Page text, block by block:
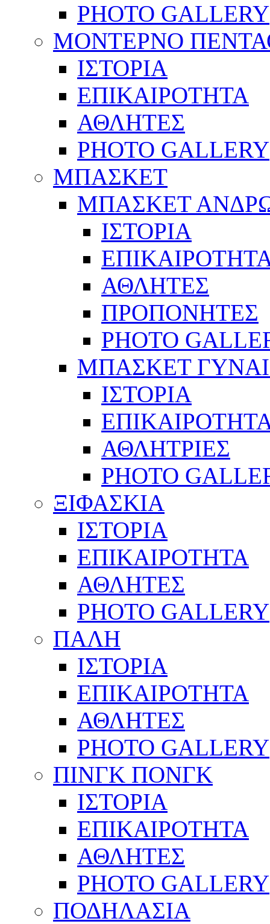
PHOTO GALLERY
ΜΟΝΤΕΡΝΟ
ΙΣΤΟΡΙΑ
ΕΠΙΚΑΙΡΟΤΗΤΑ
ΑΘΛΗΤΕΣ
PHOTO GALLERY
ΜΠΑΣΚΕΤ
ΜΠΑΣΚΕΤ
ΙΣΤΟΡΙΑ
ΑΘΛΗΤΕΣ
ΠΡΟΠΟΝΗΤΕΣ
PHOTO
ΜΠΑΣΚΕΤ
ΙΣΤΟΡΙΑ
ΑΘΛΗΤΡΙΕΣ
PHOTO
ΞΙΦΑΣΚΙΑ
ΙΣΤΟΡΙΑ
ΕΠΙΚΑΙΡΟΤΗΤΑ
ΑΘΛΗΤΕΣ
PHOTO GALLERY
ΠΑΛΗ
ΙΣΤΟΡΙΑ
ΕΠΙΚΑΙΡΟΤΗΤΑ
ΑΘΛΗΤΕΣ
PHOTO GALLERY
ΠΙΝΓΚ ΠΟΝΓΚ
ΙΣΤΟΡΙΑ
ΕΠΙΚΑΙΡΟΤΗΤΑ
ΑΘΛΗΤΕΣ
PHOTO GALLERY
ΠΟΔΗΛΑΣΙΑ